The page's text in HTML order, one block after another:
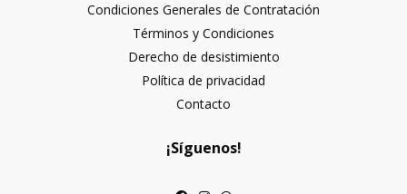
Condiciones Generales de Contratación
Términos y Condiciones
Derecho de desistimiento
Política de privacidad
Contacto
¡Síguenos!